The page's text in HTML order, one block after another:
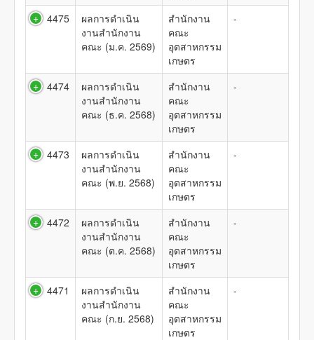
4475
ผลการดำเนิน
งานสำนักงาน
คณะ (ม.ค. 2569)
สำนักงาน
คณะ
อุตสาหกรรม
เกษตร
-
4474
ผลการดำเนิน
งานสำนักงาน
คณะ (ธ.ค. 2568)
สำนักงาน
คณะ
อุตสาหกรรม
เกษตร
-
4473
ผลการดำเนิน
งานสำนักงาน
คณะ (พ.ย. 2568)
สำนักงาน
คณะ
อุตสาหกรรม
เกษตร
-
4472
ผลการดำเนิน
งานสำนักงาน
คณะ (ต.ค. 2568)
สำนักงาน
คณะ
อุตสาหกรรม
เกษตร
-
4471
ผลการดำเนิน
งานสำนักงาน
คณะ (ก.ย. 2568)
สำนักงาน
คณะ
อุตสาหกรรม
เกษตร
-